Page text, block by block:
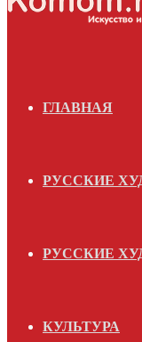
ГЛАВНАЯ
РУССКИЕ
РУССКИЕ
КУЛЬТУРА